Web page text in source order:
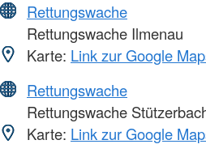
Rettungswache
Rettungswache Ilmenau
Karte: Link zur Google
Rettungswache
Rettungswache
Karte: Link zur Google